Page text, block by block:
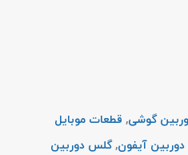
گوشی, قطعات موبایل
آیفون,گلس دوربین